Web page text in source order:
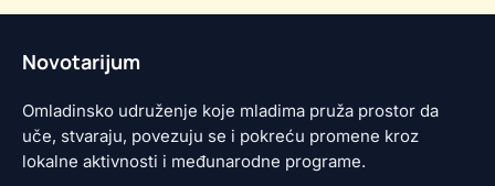
Novotarijum
Omladinsko udruženje koje mladima pruža prostor da
uče, stvaraju, povezuju se i pokreću promene kroz
lokalne aktivnosti i međunarodne programe.